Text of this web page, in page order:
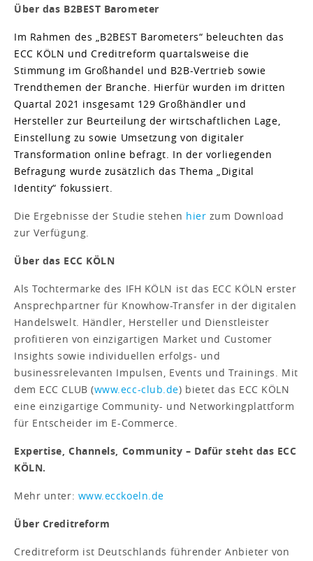
Über das B2BEST Barometer
Im Rahmen des „B2BEST Barometers“ beleuchten das
ECC KÖLN und Creditreform quartalsweise die
Stimmung im Großhandel und B2B-Vertrieb sowie
Trendthemen der Branche. Hierfür wurden im dritten
Quartal 2021 insgesamt 129 Großhändler und
Hersteller zur Beurteilung der wirtschaftlichen Lage,
Einstellung zu sowie Umsetzung von digitaler
Transformation online befragt. In der vorliegenden
Befragung wurde zusätzlich das Thema „Digital
Identity“ fokussiert.
Die Ergebnisse der Studie stehen hier zum Download
zur Verfügung.
Über das ECC KÖLN
Als Tochtermarke des IFH KÖLN ist das ECC KÖLN erster
Ansprechpartner für Knowhow-Transfer in der digitalen
Handelswelt. Händler, Hersteller und Dienstleister
profitieren von einzigartigen Market und Customer
Insights sowie individuellen erfolgs- und
businessrelevanten Impulsen, Events und Trainings. Mit
dem ECC CLUB (www.ecc-club.de) bietet das ECC KÖLN
eine einzigartige Community- und Networkingplattform
für Entscheider im E-Commerce.
Expertise, Channels, Community – Dafür steht das ECC
KÖLN.
Mehr unter: www.ecckoeln.de
Über Creditreform
Creditreform ist Deutschlands führender Anbieter von